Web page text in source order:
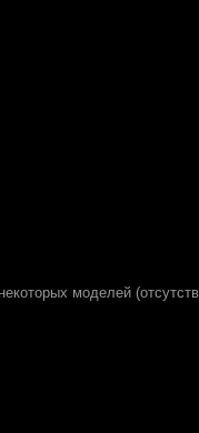
моделей